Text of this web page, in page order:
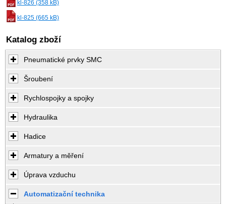
kl-826 (358 kB)
kl-825 (665 kB)
Katalog zboží
Pneumatické prvky SMC
Šroubení
Rychlospojky a spojky
Hydraulika
Hadice
Armatury a měření
Úprava vzduchu
Automatizační technika